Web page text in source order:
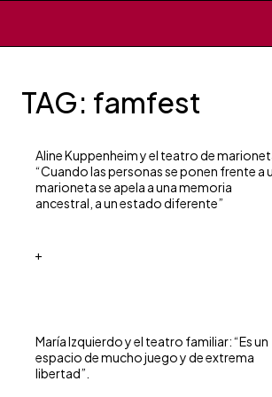
TAG: famfest
Aline Kuppenheim y el teatro de
“Cuando las personas se ponen frente a
marioneta se apela a una memoria
ancestral, a un estado diferente”
+
María Izquierdo y el teatro familiar: “Es un
espacio de mucho juego y de extrema
libertad”.